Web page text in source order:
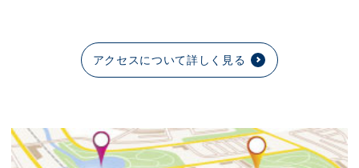
アクセスについて詳しく見る